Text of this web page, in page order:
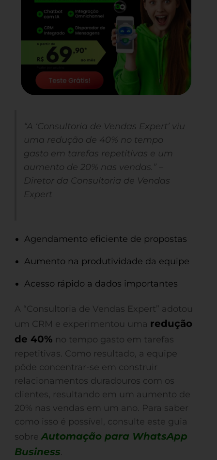
“A ‘Consultoria de Vendas Expert’ viu
uma redução de 40% no tempo
gasto em tarefas repetitivas e um
aumento de 20% nas vendas.” –
Diretor da Consultoria de Vendas
Expert
Agendamento eficiente de propostas
Aumento na produtividade da equipe
Acesso rápido a dados importantes
A “Consultoria de Vendas Expert” adotou
um CRM e experimentou uma redução
de 40% no tempo gasto em tarefas
repetitivas. Como resultado, a equipe
pôde concentrar-se em construir
relacionamentos duradouros com os
clientes, resultando em um aumento de
20% nas vendas em um ano. Para saber
como isso é possível, consulte este guia
sobreAutomação para WhatsApp
Business.